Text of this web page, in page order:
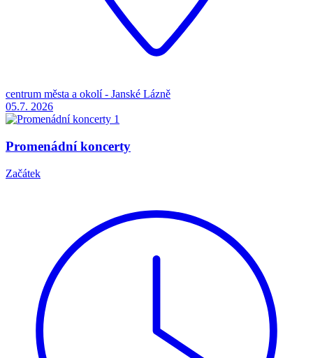
centrum města a okolí - Janské Lázně
05.7. 2026
Promenádní koncerty
Začátek